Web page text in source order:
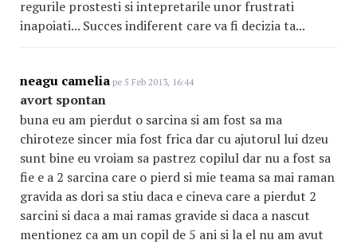
regurile prostesti si intepretarile unor frustrati
inapoiati... Succes indiferent care va fi decizia ta...
neagu camelia pe 5 Feb 2013, 16:44
avort spontan
buna eu am pierdut o sarcina si am fost sa ma
chiroteze sincer mia fost frica dar cu ajutorul lui dzeu
sunt bine eu vroiam sa pastrez copilul dar nu a fost sa
fie e a 2 sarcina care o pierd si mie teama sa mai raman
gravida as dori sa stiu daca e cineva care a pierdut 2
sarcini si daca a mai ramas gravide si daca a nascut
mentionez ca am un copil de 5 ani si la el nu am avut